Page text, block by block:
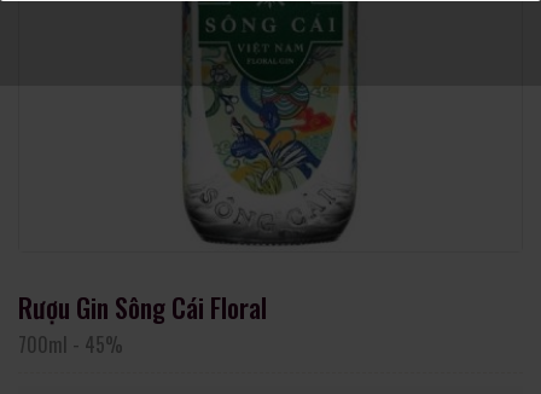
Rượu Gin Sông Cái Floral
700ml - 45%